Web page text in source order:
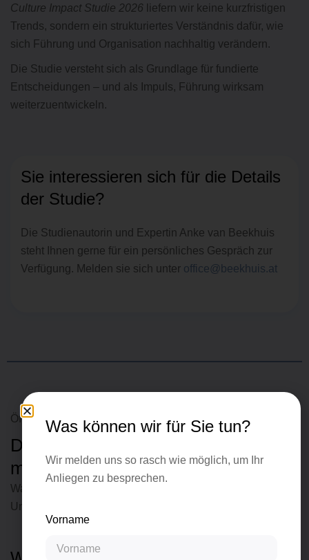
Culture Impact Studie 2026 liefern wir keine kurzfristigen
Trends, sondern ein strukturiertes Verständnis dafür, wie
sich Führung und Organisation nachhaltig verändern.
Die Studie versteht sich als Grundlage für fundierte
Entscheidungen – und als Impuls, Führung wirksam
weiterzuentwickeln.
Sie interessieren sich für die Details
der Studie?
Die Studienautorin und Expertin Anke van Beekhuis
steht Ihnen gerne für ein persönliches Gespräch zur
Verfügung. Melden sie sich unter office@beekhuis.at
Öffentlich zugängliche Studie
Die
morgen
Was erwarten sich 20- bis 29-jährige High Potentials von
Unternehmen in der Zukunft? (2018)
Was können wir für Sie tun?
Wir melden uns so rasch wie möglich, um Ihr
Anliegen zu besprechen.
Vorname